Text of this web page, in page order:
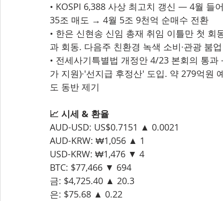
• KOSPI 6,388 사상 최고치 갱신 — 4월 들
35조 매도 → 4월 5조 9천억 순매수 전환
• 한은 신현송 신임 총재 취임 이틀만 첫
과 회동. 다음주 친환경 녹색 소비·관광 붐
• 전세사기특별법 개정안 4/23 본회의 통
가 지원)·'선지급 후정산' 도입. 약 279억원
도 동반 제기
📈 시세 & 환율
AUD-USD: US$0.7151 ▲ 0.0021
AUD-KRW: ₩1,056 ▲ 1
USD-KRW: ₩1,476 ▼ 4
BTC: $77,466 ▼ 694
금: $4,725.40 ▲ 20.3
은: $75.68 ▲ 0.22